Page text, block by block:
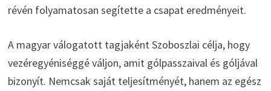
révén folyamatosan segítette a csapat eredményeit.
A magyar válogatott tagjaként Szoboszlai célja, hogy
vezéregyéniséggé váljon, amit gólpasszaival és góljával
bizonyít. Nemcsak saját teljesítményét, hanem az egész